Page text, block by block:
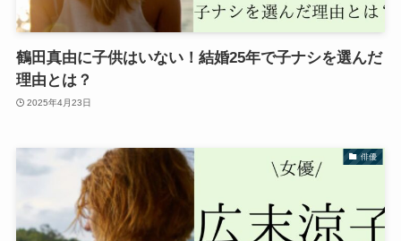
鶴田真由に子供はいない！結婚25年で子ナシを選んだ
理由とは？
2025年4月23日
俳優